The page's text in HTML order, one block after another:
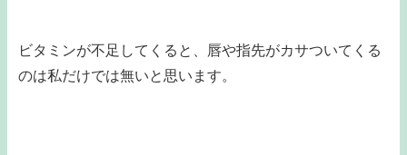
ビタミンが不足してくると、唇や指先がカサついてくる
のは私だけでは無いと思います。